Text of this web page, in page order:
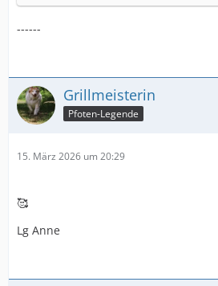
------
Grillmeisterin
Pfoten-Legende
15. März 2026 um 20:29
🥰
Lg Anne